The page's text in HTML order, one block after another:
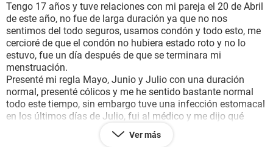
BIENESTAR
SEXUALIDAD
GLOSARIO
Tengo 17 años y tuve relaciones con mi pareja el 20 de Abril
de este año, no fue de larga duración ya que no nos
sentimos del todo seguros, usamos condón y todo esto, me
cercioré de que el condón no hubiera estado roto y no lo
estuvo, fue un día después de que se terminara mi
menstruación.
Presenté mi regla Mayo, Junio y Julio con una duración
normal, presenté cólicos y me he sentido bastante normal
todo este tiempo, sin embargo tuve una infección estomacal
en los últimos días de Julio, fui al médico y me dijo qué
tomar, sin embargo, esos días presenté un sangrado fuera
de mi periodo, fue muy ligero y lo presenté tres días.
Ver más